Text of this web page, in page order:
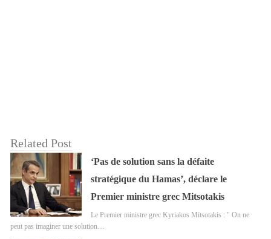
Related Post
‘Pas de solution sans la défaite
stratégique du Hamas’, déclare le
Premier ministre grec Mitsotakis
Le Premier ministre grec Kyriakos Mitsotakis : " On ne
peut pas imaginer une solution…